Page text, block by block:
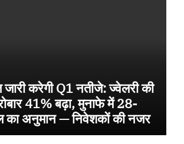
करेगी Q1 नतीजे: ज्वेलरी की
41% बढ़ा, मुनाफे में 28-
का अनुमान — निवेशकों की नजर